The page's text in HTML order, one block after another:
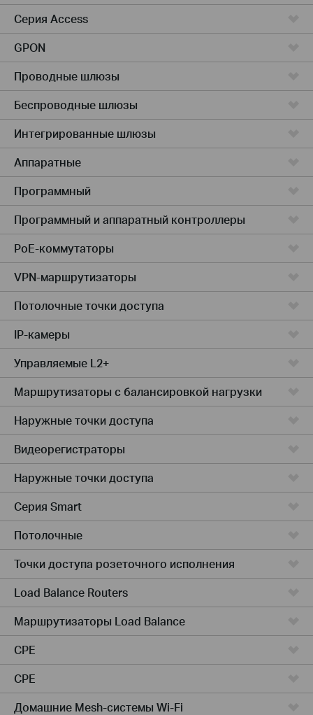
Серия Access
GPON
Проводные шлюзы
Беспроводные шлюзы
Интегрированные шлюзы
Аппаратные
Программный
Программный и аппаратный контроллеры
PoE-коммутаторы
VPN-маршрутизаторы
Потолочные точки доступа
IP-камеры
Управляемые L2+
Маршрутизаторы с балансировкой нагрузки
Наружные точки доступа
Видеорегистраторы
Наружные точки доступа
Серия Smart
Потолочные
Точки доступа розеточного исполнения
Load Balance Routers
Маршрутизаторы Load Balance
CPE
CPE
Домашние Mesh-системы Wi-Fi